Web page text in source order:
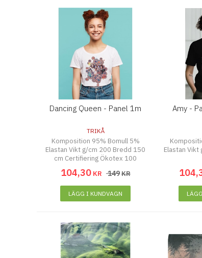
Dancing Queen - Panel 1m
TRIKÅ
Komposition 95% Bomull 5%
Elastan Vikt g/cm 200 Bredd 150
cm Certifiering Ökotex 100
104,30 KR 149KR
LÄGG I KUNDVAGN
Amy -
Elastan
104,